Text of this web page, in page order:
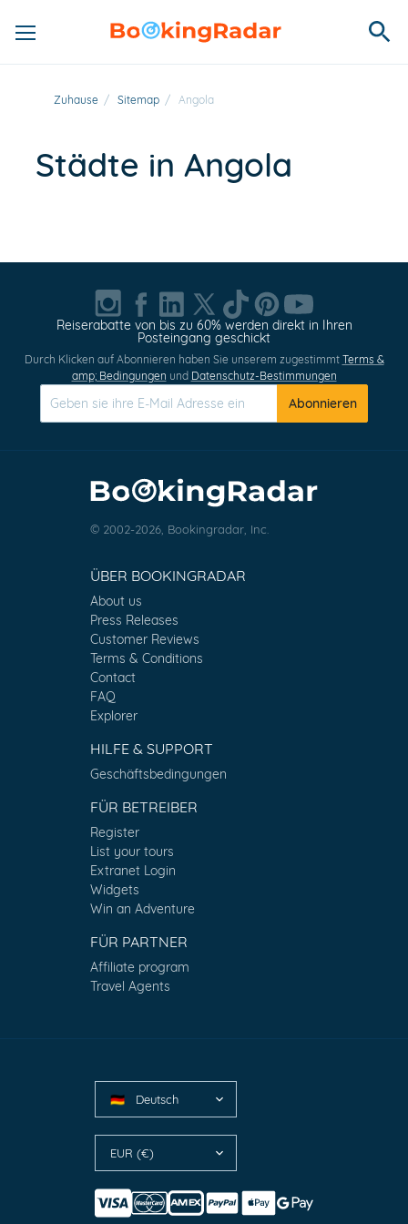
Zuhause / Sitemap / Angola
Städte in Angola
Reiserabatte von bis zu 60% werden direkt in Ihren
Posteingang geschickt
Durch Klicken auf Abonnieren haben Sie unserem zugestimmt Terms &
amp; Bedingungen und Datenschutz-Bestimmungen
Abonnieren
© 2002-2026, Bookingradar, Inc.
ÜBER BOOKINGRADAR
About us
Press Releases
Customer Reviews
Terms & Conditions
Contact
FAQ
Explorer
HILFE & SUPPORT
Geschäftsbedingungen
FÜR BETREIBER
Register
List your tours
Extranet Login
Widgets
Win an Adventure
FÜR PARTNER
Affiliate program
Travel Agents
🇩🇪 Deutsch
EUR (€)